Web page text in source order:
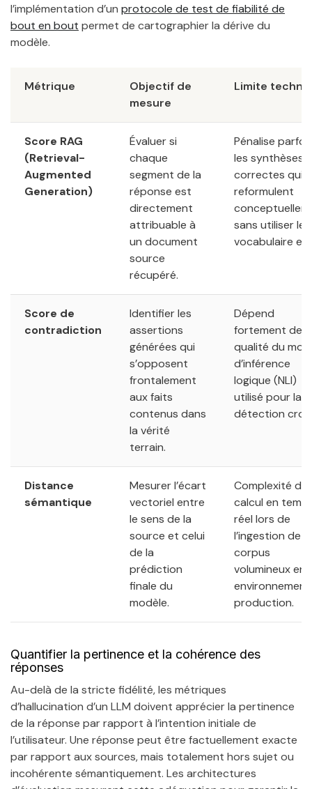
l’implémentation d’un protocole de test de fiabilité de
bout en bout permet de cartographier la dérive du
modèle.
Métrique
Objectif de
mesure
Limite
Score RAG
(Retrieval-
Augmented
Generation)
Évaluer si
chaque
segment de la
réponse est
directement
attribuable à
un document
source
récupéré.
Pénalise
les synthèses
correctes qui
reformulent
sans utiliser le
vocabulaire
Score de
contradiction
Identifier les
assertions
générées qui
s’opposent
frontalement
aux faits
contenus dans
la vérité
terrain.
Dépend
fortement de
qualité du
d’inférence
logique (NLI)
utilisé pour la
détection
Distance
sémantique
Mesurer l’écart
vectoriel entre
le sens de la
source et celui
de la
prédiction
finale du
modèle.
Complexité de
calcul en
réel lors de
l’ingestion de
corpus
volumineux en
production.
Quantifier la pertinence et la cohérence des
réponses
Au-delà de la stricte fidélité, les métriques
d’hallucination d’un LLM doivent apprécier la pertinence
de la réponse par rapport à l’intention initiale de
l’utilisateur. Une réponse peut être factuellement exacte
par rapport aux sources, mais totalement hors sujet ou
incohérente sémantiquement. Les architectures